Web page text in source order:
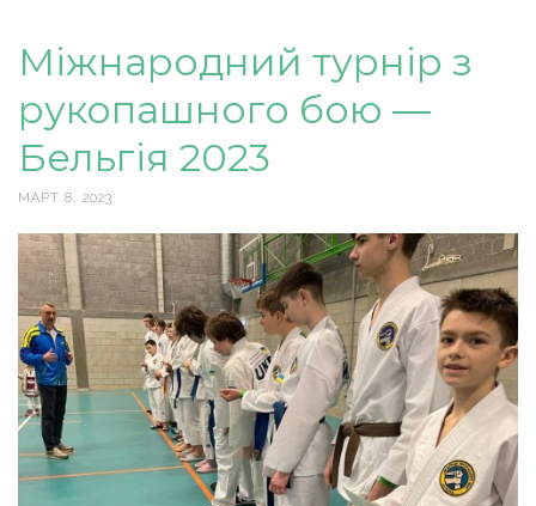
Міжнародний турнір з
рукопашного бою —
Бельгія 2023
МАРТ 8, 2023